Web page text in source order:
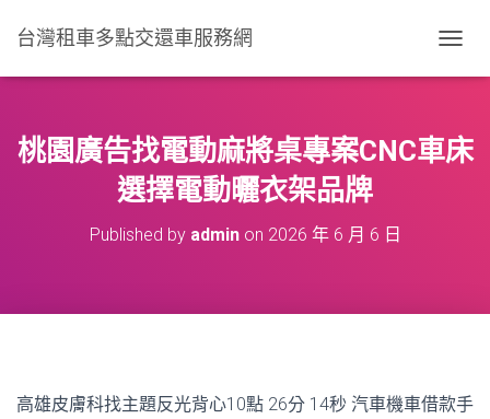
台灣租車多點交還車服務網
O
L
E
桃園廣告找電動麻將桌專案CNC車床
選擇電動曬衣架品牌
Published by adminon 2026 年 6 月 6 日
高雄皮膚科找主題反光背心10點 26分 14秒 汽車機車借款手